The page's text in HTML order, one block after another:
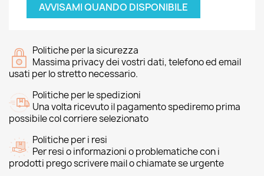
AVVISAMI QUANDO DISPONIBILE
Politiche per la sicurezza
Massima privacy dei vostri dati, telefono ed email
usati per lo stretto necessario.
Politiche per le spedizioni
Una volta ricevuto il pagamento spediremo prima
possibile col corriere selezionato
Politiche per i resi
Per resi o informazioni o problematiche con i
prodotti prego scrivere mail o chiamate se urgente